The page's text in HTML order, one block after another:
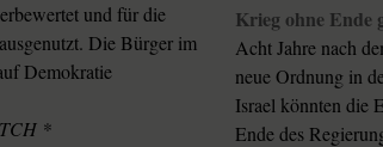
und für die
Die Bürger im
Demokratie
*
Acht Jahre nach
neue Ordnung in
Israel könnten die
Ende des